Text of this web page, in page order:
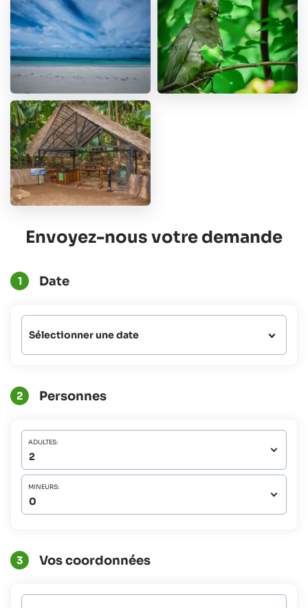
Envoyez-nous votre demande
1 Date
Sélectionner une date
2 Personnes
ADULTES:
MINEURS:
3 Vos coordonnées